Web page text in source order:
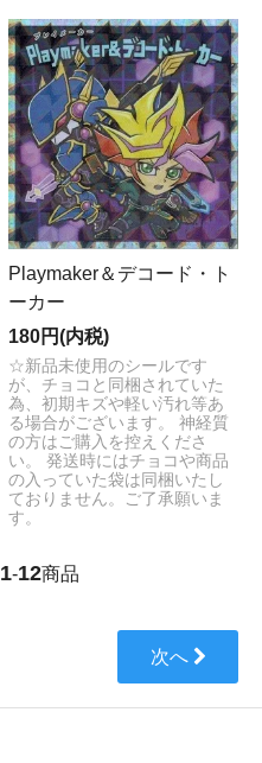
Playmaker＆デコード・ト
ーカー
180円(内税)
☆新品未使用のシールです
が、チョコと同梱されていた
為、初期キズや軽い汚れ等あ
る場合がございます。 神経質
の方はご購入を控えくださ
い。 発送時にはチョコや商品
の入っていた袋は同梱いたし
ておりません。ご了承願いま
す。
1-12商品
次へ